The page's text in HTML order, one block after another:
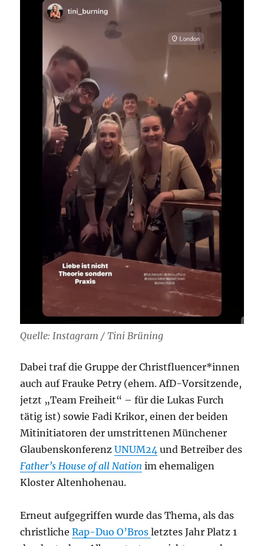
Quelle: Instagram / Tini Brüning
Dabei traf die Gruppe der Christfluencer*innen
auch auf Frauke Petry (ehem. AfD-Vorsitzende,
jetzt „Team Freiheit“ – für die Lukas Furch
tätig ist) sowie Fadi Krikor, einen der beiden
Mitinitiatoren der umstrittenen Münchener
GlaubenskonferenzUNUM24 und Betreiber des
Father’s House of all Nation im ehemaligen
Kloster Altenhohenau.
Erneut aufgegriffen wurde das Thema, als das
christlicheRap-Duo O’Brosletztes Jahr Platz 1